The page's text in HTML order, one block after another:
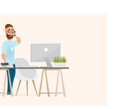
MOTION DESIGN
TOURISME